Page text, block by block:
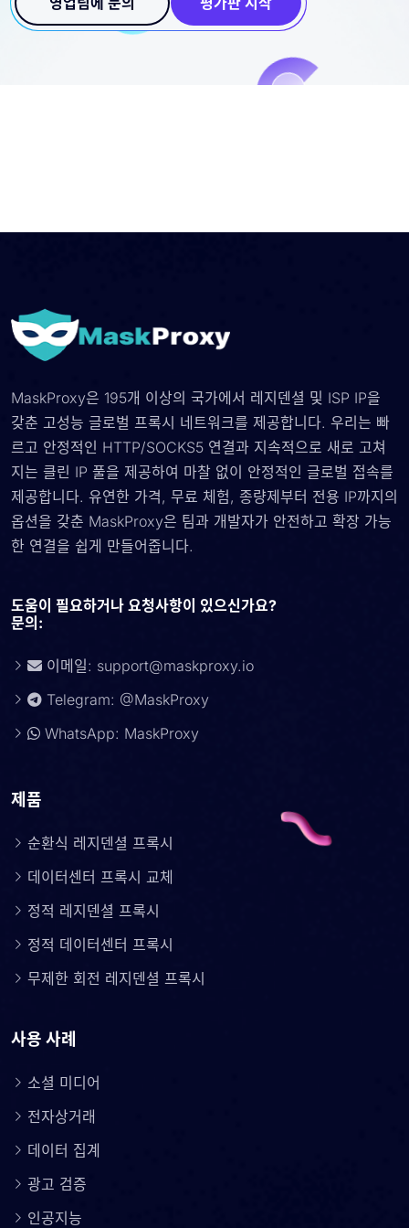
영업팀에 문의 평가판 시작
MaskProxy은 195개 이상의 국가에서 레지덴셜 및 ISP IP을
갖춘 고성능 글로벌 프록시 네트워크를 제공합니다. 우리는 빠
르고 안정적인 HTTP/SOCKS5 연결과 지속적으로 새로 고쳐
지는 클린 IP 풀을 제공하여 마찰 없이 안정적인 글로벌 접속를
제공합니다. 유연한 가격, 무료 체험, 종량제부터 전용 IP까지의
옵션을 갖춘 MaskProxy은 팀과 개발자가 안전하고 확장 가능
한 연결을 쉽게 만들어줍니다.
도움이 필요하거나 요청사항이 있으신가요?
문의:
이메일: support@maskproxy.io
Telegram: @MaskProxy
WhatsApp: MaskProxy
제품
순환식 레지덴셜 프록시
데이터센터 프록시 교체
정적 레지덴셜 프록시
정적 데이터센터 프록시
무제한 회전 레지덴셜 프록시
사용 사례
소셜 미디어
전자상거래
데이터 집계
광고 검증
인공지능